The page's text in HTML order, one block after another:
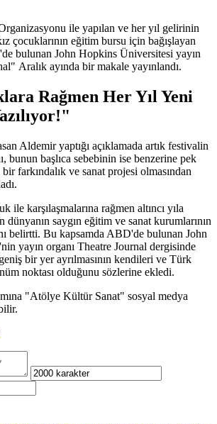
ile yapılan ve her yıl gelirinin
çocuklarının eğitim bursu için bağışlayan
bulunan John Hopkins Üniversitesi yayın
Aralık ayında bir makale yayınlandı.
Rağmen Her Yıl Yeni
Aldemir yaptığı açıklamada artık festivalin
bunun başlıca sebebinin ise benzerine pek
farkındalık ve sanat projesi olmasından
ile karşılaşmalarına rağmen altıncı yıla
saygın eğitim ve sanat kurumlarının
belirtti. Bu kapsamda ABD'de bulunan John
yayın organı Theatre Journal dergisinde
bir yer ayrılmasının kendileri ve Türk
noktası olduğunu sözlerine ekledi.
"Atölye Kültür Sanat" sosyal medya